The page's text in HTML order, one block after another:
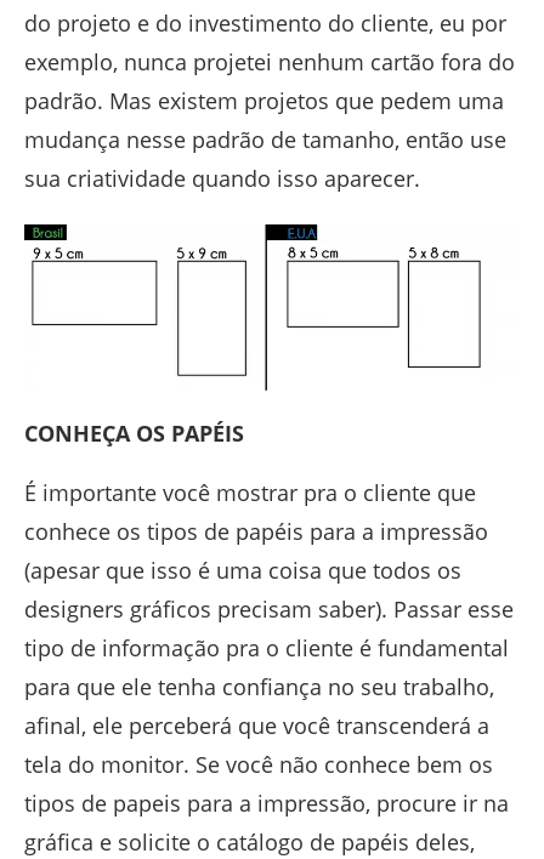
do projeto e do investimento do cliente, eu por
exemplo, nunca projetei nenhum cartão fora do
padrão. Mas existem projetos que pedem uma
mudança nesse padrão de tamanho, então use
sua criatividade quando isso aparecer.
CONHEÇA OS PAPÉIS
É importante você mostrar pra o cliente que
conhece os tipos de papéis para a impressão
(apesar que isso é uma coisa que todos os
designers gráficos precisam saber). Passar esse
tipo de informação pra o cliente é fundamental
para que ele tenha confiança no seu trabalho,
afinal, ele perceberá que você transcenderá a
tela do monitor. Se você não conhece bem os
tipos de papeis para a impressão, procure ir na
gráfica e solicite o catálogo de papéis deles,